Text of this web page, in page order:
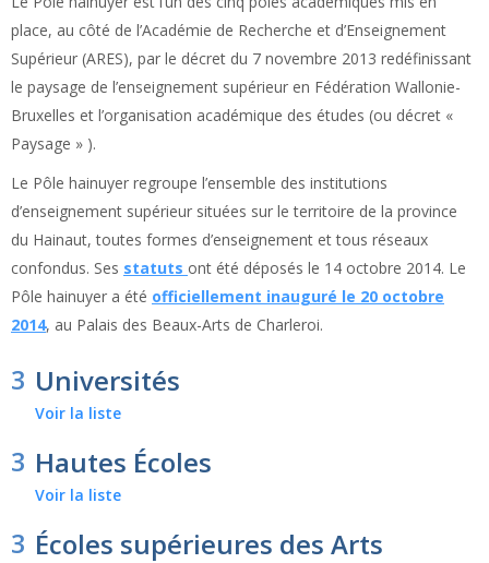
place, au côté de l’Académie de Recherche et d’Enseignement
Supérieur (ARES), par le décret du 7 novembre 2013 redéfinissant
le paysage de l’enseignement supérieur en Fédération Wallonie-
Bruxelles et l’organisation académique des études (ou décret «
Paysage » ).
Le Pôle hainuyer regroupe l’ensemble des institutions
d’enseignement supérieur situées sur le territoire de la province
du Hainaut, toutes formes d’enseignement et tous réseaux
confondus. Ses statuts ont été déposés le 14 octobre 2014. Le
Pôle hainuyer a été officiellement inauguré le 20 octobre
2014, au Palais des Beaux-Arts de Charleroi.
3 Universités
Voir la liste
3 Hautes Écoles
Voir la liste
3 Écoles supérieures des Arts